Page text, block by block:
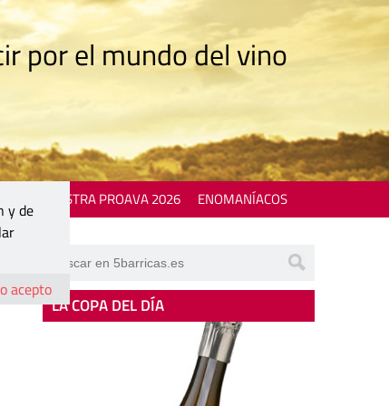
por el mundo del vino
MOSTRA PROAVA 2026 ENOMANÍACOS
LA COPA DEL DÍA
y de
acepto